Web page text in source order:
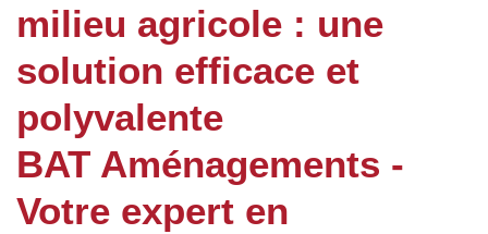
milieu agricole : une
solution efficace et
polyvalente
BAT Aménagements -
Votre expert en